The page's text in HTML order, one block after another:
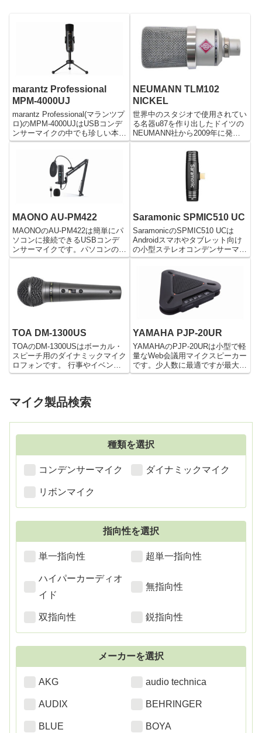
marantz Professional
MPM-4000UJ
marantz Professional(マランツプ
ロ)のMPM-4000UJはUSBコンデ
ンサーマイクの中でも珍しい本体
にオーディオインターフェイスが
けでなく、Android、iPhoneにも
簡単に繋いで音声入力することが
できる単一指向性マイクです。
NEUMANN TLM102
NICKEL
世界中のスタジオで使用されてい
る名器u87を作り出したドイツの
NEUMANN社から2009年に発売
されたコンデンサマイクロフォン
がTLM102です。 そのTLM102の
最も注目すべき点はその価格で、
同社の他製品が10万以上（u87の
MAONO AU-PM422
MAONOのAU-PM422は簡単にパ
ソコンに接続できるUSBコンデ
ンサーマイクです。パソコンの
USB端子に繋ぐだけで手軽に音
テーブルなどに挟めるブームアー
ムスタンドが付いているので、自
分の好きなところにマイクの位置
を持ってくることができて便利で
Saramonic SPMIC510 UC
SaramonicのSPMIC510 UCは
Androidスマホやタブレット向け
の小型ステレオコンデンサーマイ
クです。USB Type-C端子に繋ぐ
だけで簡単に使うことが出来るの
で、スマホを使った動画撮影や
YouTube配信などにおすすめで
す。またX/Y構成のステレオサウ
ンドで録音することができます。
TOA DM-1300US
TOAのDM-1300USはボーカル・
スピーチ用のダイナミックマイク
ロフォンです。 行事やイベント
のスピーチや講演、PAシステム
ック型マイクロホンであり、軽量
YAMAHA PJP-20UR
YAMAHAのPJP-20URは小型で軽
量なWeb会議用マイクスピーカー
です。少人数に最適ですが最大4
台まで連結することが可能です。
クリアな音声を届けることができ
マイク製品検索
種類を選択
コンデンサーマイク ダイナミックマイク
リボンマイク
指向性を選択
単一指向性 超単一指向性
ハイパーカーディオ
イド
無指向性
双指向性 鋭指向性
メーカーを選択
AKG audio technica
AUDIX BEHRINGER
BLUE BOYA